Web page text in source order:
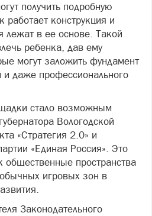
получить подробную
конструкция и
лежат в ее основе. Такой
ребенка, дав ему
могут заложить фундамент
и даже профессионального
стало возможным
Вологодской
«Стратегия 2.0» и
«Единая Россия». Это
общественные пространства
игровых зон в
Законодательного